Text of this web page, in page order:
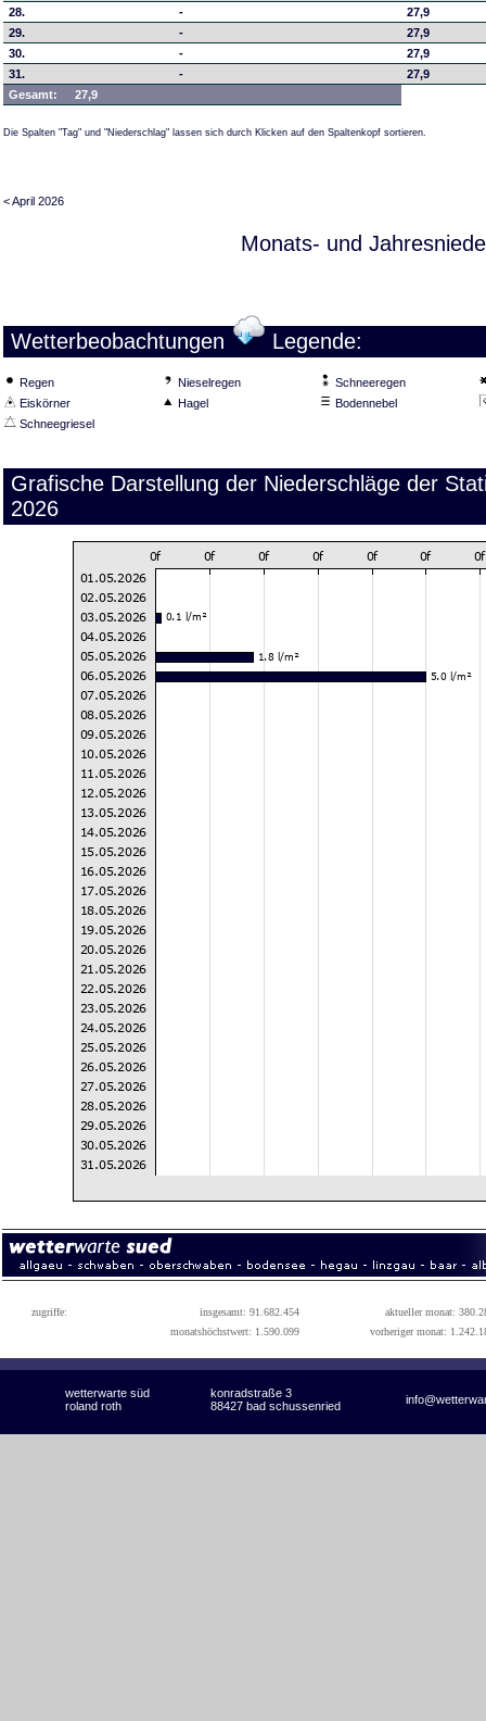
28.
-
27,9
29.
-
27,9
30.
-
27,9
31.
-
27,9
Gesamt:
27,9
Die Spalten "Tag" und "Niederschlag" lassen sich durch Klicken auf den Spaltenkopf sortieren.
< April 2026
Monats- und
Wetterbeobachtungen Legende:
Regen Nieselregen
Schneeregen
Eiskörner
Hagel
Bodennebel
Schneegriesel
Grafische Darstellung der Niederschläge der
2026
zugriffe: insgesamt: 91.682.454
aktueller monat:
monatshöchstwert: 1.590.099
vorheriger monat:
wetterwarte süd konradstraße 3
roland roth 88427 bad schussenried